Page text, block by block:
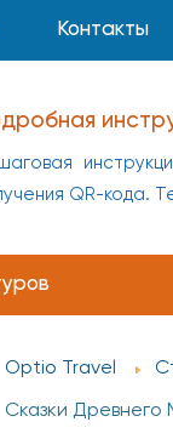
Контакты
QR-кода.
Optio Travel
Сказки Древнего